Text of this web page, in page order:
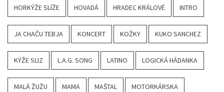
HORKÝŽE SLÍŽE HOVADÁ HRADEC KRÁLOVÉ INTRO
JA CHAČU TEBJA KONCERT KOŽKY KUKO SANCHEZ
KÝŽE SLIZ L.A.G. SONG LATINO LOGICKÁ HÁDANKA
MALÁ ŽUŽU MAMA MAŠTAL MOTORKÁRSKA